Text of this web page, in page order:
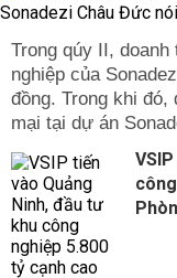
Trong qúy II,
nghiệp của
đồng. Trong khi đó,
mại tại dự án